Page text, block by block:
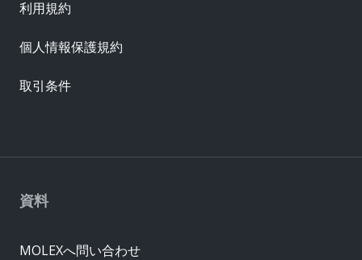
資料
MOLEXへ問い合わせ
利用規約
個人情報保護規約
取引条件